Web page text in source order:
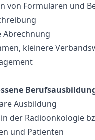
von Formularen und
Abrechnung
kleinere
Ausbildung
der Radioonkologie
und Patienten